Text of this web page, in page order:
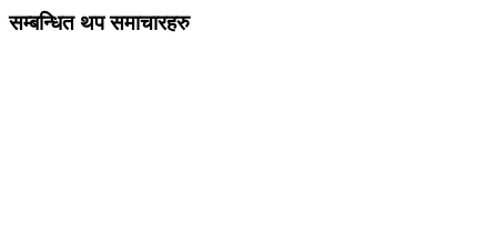
सम्बन्धित थप समाचारहरु